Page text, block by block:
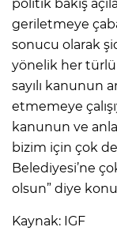
politik bakış
geriletmeye
sonucu olarak
yönelik her
sayılı kanunun
etmemeye
kanunun ve
bizim için çok
Belediyesi’ne
olsun” diye
Kaynak: IGF